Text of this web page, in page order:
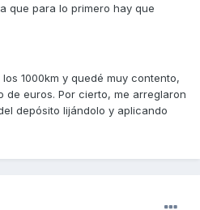
que para lo primero hay que
1000km y quedé muy contento,
de euros. Por cierto, me arreglaron
depósito lijándolo y aplicando